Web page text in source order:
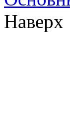
Наверх